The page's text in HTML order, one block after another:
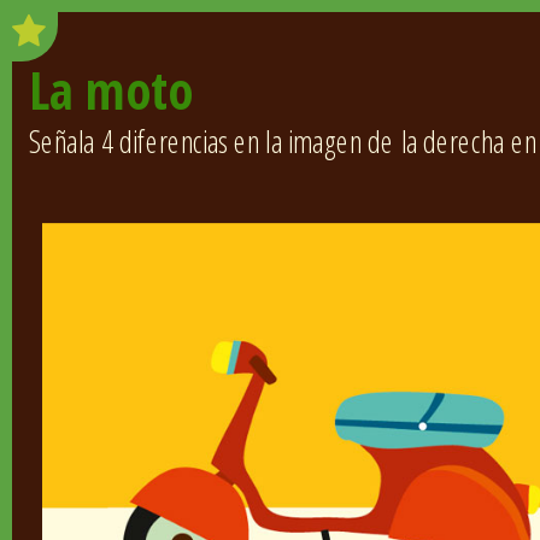
La moto
Señala 4 diferencias en la imagen de la derecha